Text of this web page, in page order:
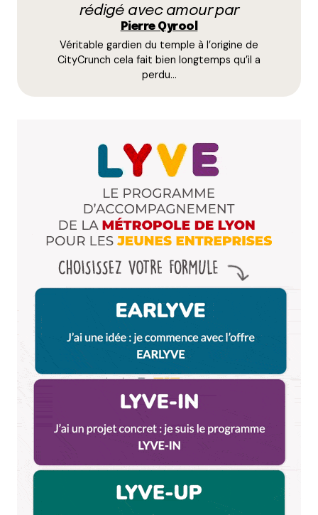
E-mail*
Enregistrer mon nom, mon e-mail et mon site dans le
Et bim !
rédigé avec amour par
Pierre Qyrool
Véritable gardien du temple à l’origine de
CityCrunch cela fait bien longtemps qu’il a
perdu…